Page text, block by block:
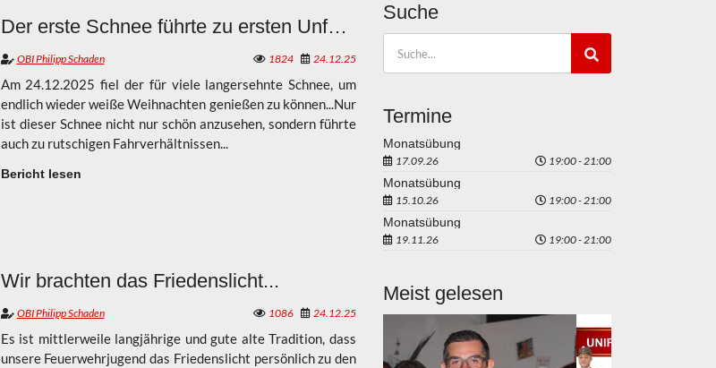
Der erste Schnee führte zu ersten Unfällen...
OBI Philipp Schaden 1824 24.12.25
Am 24.12.2025 fiel der für viele langersehnte Schnee, um
endlich wieder weiße Weihnachten genießen zu können...Nur
ist dieser Schnee nicht nur schön anzusehen, sondern führte
auch zu rutschigen Fahrverhältnissen...
Bericht lesen
Wir brachten das Friedenslicht...
OBI Philipp Schaden 1086 24.12.25
Es ist mittlerweile langjährige und gute alte Tradition, dass
unsere Feuerwehrjugend das Friedenslicht persönlich zu den
Suche
Termine
Monatsübung
17.09.26 19:00 - 21:00
Monatsübung
15.10.26 19:00 - 21:00
Monatsübung
19.11.26 19:00 - 21:00
Meist gelesen